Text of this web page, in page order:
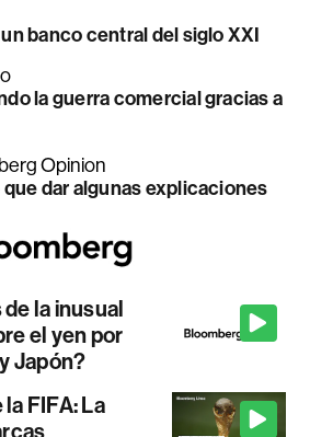
banco central del siglo XXI
la guerra comercial gracias a
Opinion
dar algunas explicaciones
la inusual
el yen por
Japón?
FIFA: La